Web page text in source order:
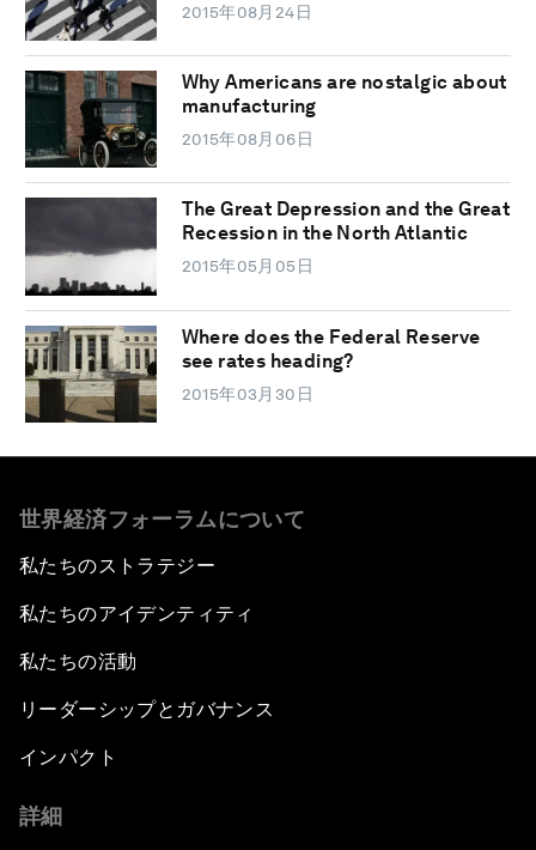
2015年08月24日
Why Americans are nostalgic about
manufacturing
2015年08月06日
The Great Depression and the Great
Recession in the North Atlantic
2015年05月05日
Where does the Federal Reserve
see rates heading?
2015年03月30日
世界経済フォーラムについて
私たちのストラテジー
私たちのアイデンティティ
私たちの活動
リーダーシップとガバナンス
インパクト
詳細